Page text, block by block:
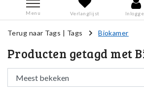
Menu Verlanglijst
Terug naar Tags | Tags Biokamer
Producten getagd met